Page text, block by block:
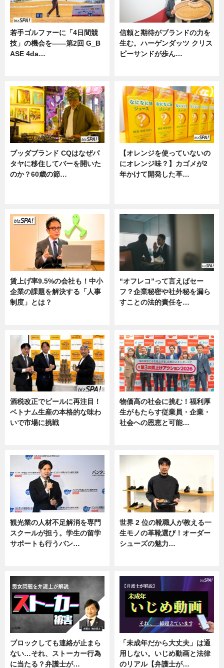
若手ゴルファーに「4日間競
技」の機会を——第2回 G_B
ASE 4da…
信頼と期待がブランドの力を
生む。ハーゲンダッツ クリス
ピーサンドが歩ん…
ブッダブランド CQはなぜパ
タヤに移住してバーを開いた
のか？60歳の節…
【オレンジを使っていないの
にオレンジ味？】カゴメが2
年かけて開発した革…
賃上げ率9.5%の会社も！中小
企業の課題を解決する「人事
制度」とは？
“オフレコ”って言えばセー
フ？企業秘密や社外秘を漏ら
すことの法的責任を…
酒税改正でビールに再注目！
ベトナム生産の本格的な味わ
いで市場に挑戦
物価高の社会に挑む！福利厚
生がもたらす従業員・企業・
社会への恩恵と可能…
観光業の人材不足解消を専門
スクールが担う。学生の留学
サポートも行うバン…
世界 2 位の靴職人が教える一
生モノの革靴選び！オーダー
シューズの魅力…
ブロックしても連絡が止まら
ない…それ、ストーカー行為
に当たる？弁護士が…
「未成年だから大丈夫」は通
用しない。いじめ動画と法律
のリアル【弁護士が…